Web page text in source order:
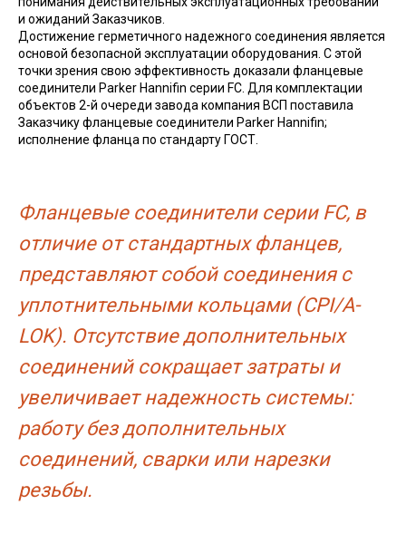
и ожиданий Заказчиков.
Достижение герметичного надежного соединения является
основой безопасной эксплуатации оборудования. С этой
точки зрения свою эффективность доказали фланцевые
соединители Parker Hannifin серии FC. Для комплектации
объектов 2-й очереди завода компания ВСП поставила
Заказчику фланцевые соединители Parker Hannifin;
исполнение фланца по стандарту ГОСТ.
Фланцевые соединители серии FC, в
отличие от стандартных фланцев,
представляют собой соединения с
уплотнительными кольцами (CPI/A-
LOK). Отсутствие дополнительных
соединений сокращает затраты и
увеличивает надежность системы:
работу без дополнительных
соединений, сварки или нарезки
резьбы.